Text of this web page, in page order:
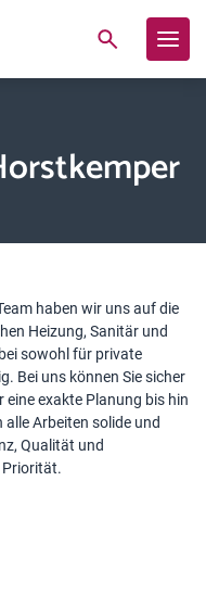
haben wir uns auf die
Heizung, Sanitär und
sowohl für private
Bei uns können Sie sicher
exakte Planung bis hin
Arbeiten solide und
Qualität und
Priorität.